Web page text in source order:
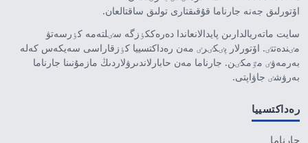
اۆتورلىق جەنە جارناما قۇقىقتارى تولىق ساقتالعان.
سايت ماتەريالدارىن پايدالانعاندا دەرەككٶزگە سٸلتەمە كٶرسەتۋ
مٸندەتتٸ. اۆتورلار پٸكٸرٸ مەن رەداكتسييا كٶزقاراسى سەيكەس كەلە
بەرمەۋٸ مٷمكٸن. جارناما مەن حابارلاندىرۋلاردىڭ مازمۇنىنا جارناما
بەرۋشٸ جاۋاپتى.
رەداكتسييا
جارناما